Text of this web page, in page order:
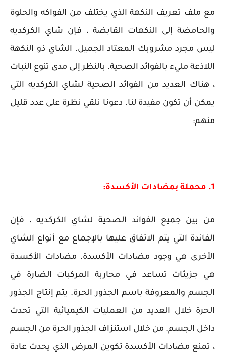
مع ملف تعريف النكهة الذي يختلف من الفواكه والحلوة
والحامضة إلى النكهات القابضة ، فإن شاي الكركديه
ليس مجرد مشروبك المعتاد الجميل. الشاي ذو النكهة
اللاذعة مليء بالفوائد الصحية. بالنظر إلى مدى تنوع النبات
، هناك العديد من الفوائد الصحية لشاي الكركديه التي
يمكن أن تكون مفيدة لنا. دعونا نلقي نظرة على عدد قليل
منهم:
1. محملة بمضادات الأكسدة:
من بين جميع الفوائد الصحية لشاي الكركديه ، فإن
الفائدة التي يتم الاتفاق عليها بالإجماع مع أنواع الشاي
الأخرى هي وجود مضادات الأكسدة. مضادات الأكسدة
هي جزيئات تساعد في محاربة المركبات الضارة في
الجسم والمعروفة باسم الجذور الحرة. يتم إنتاج الجذور
الحرة خلال العديد من العمليات الكيميائية التي تحدث
داخل الجسم. من خلال استنزاف الجذور الحرة من الجسم
، تمنع مضادات الأكسدة تكوين المرض الذي يحدث عادة